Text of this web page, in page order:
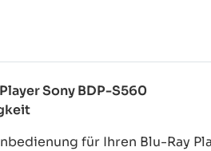
Sony BDP-S560
für Ihren Blu-Ray